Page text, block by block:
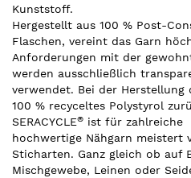
Kunststoff.
Hergestellt aus 100 % Post-
Flaschen, vereint das Garn
Anforderungen mit der
werden ausschließlich
verwendet. Bei der
100 % recyceltes Polystyrol
SERACYCLE® ist für zahlreiche
hochwertige Nähgarn meistert
Sticharten. Ganz gleich ob auf
Mischgewebe, Leinen oder